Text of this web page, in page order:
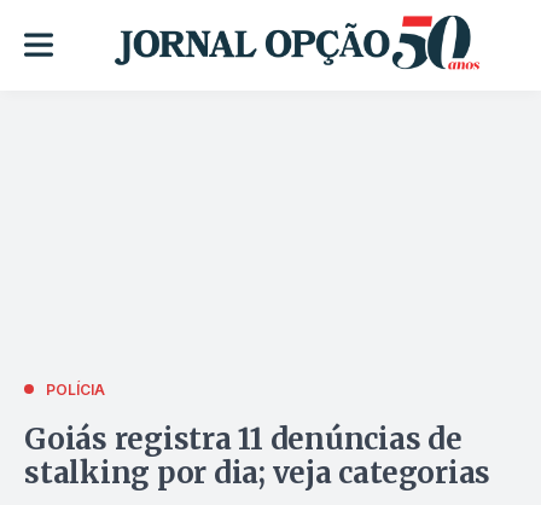
POLÍCIA
Goiás registra 11 denúncias de
stalking por dia; veja categorias